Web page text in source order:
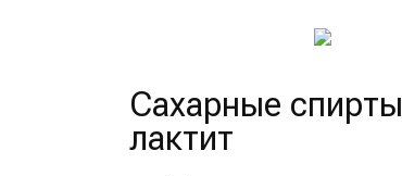
Сахарные
лактит